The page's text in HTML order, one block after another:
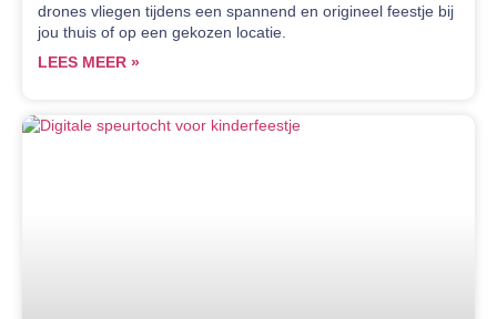
drones vliegen tijdens een spannend en origineel feestje bij
jou thuis of op een gekozen locatie.
LEES MEER »